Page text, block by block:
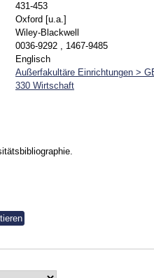
431-453
Oxford [u.a.]
Wiley-Blackwell
0036-9292 , 1467-9485
Englisch
Außerfakultäre Einrichtungen >
330 Wirtschaft